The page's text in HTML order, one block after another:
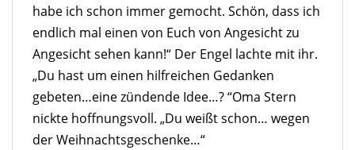
habe ich schon immer gemocht. Schön, dass ich
endlich mal einen von Euch von Angesicht zu
Angesicht sehen kann!“ Der Engel lachte mit ihr.
„Du hast um einen hilfreichen Gedanken
gebeten…eine zündende Idee…? “Oma Stern
nickte hoffnungsvoll. „Du weißt schon… wegen
der Weihnachtsgeschenke…“